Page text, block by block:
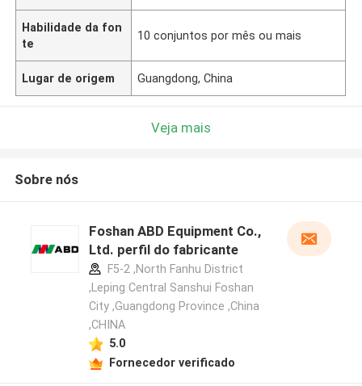
Habilidade da fon
te
10 conjuntos por mês ou mais
Lugar de origem Guangdong, China
Veja mais
Sobre nós
Foshan ABD Equipment Co.,
Ltd. perfil do fabricante
F5-2 ,North Fanhu District
,Leping Central Sanshui Foshan
City ,Guangdong Province ,China
,CHINA
5.0
Fornecedor verificado